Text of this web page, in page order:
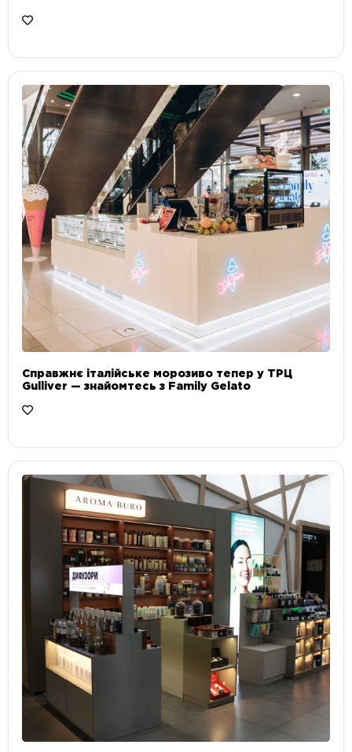
Справжнє італійське морозиво тепер у ТРЦ
Gulliver — знайомтесь з Family Gelato